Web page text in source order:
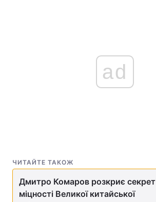
ad
ЧИТАЙТЕ ТАКОЖ
Дмитро Комаров розкриє секрет
міцності Великої китайської